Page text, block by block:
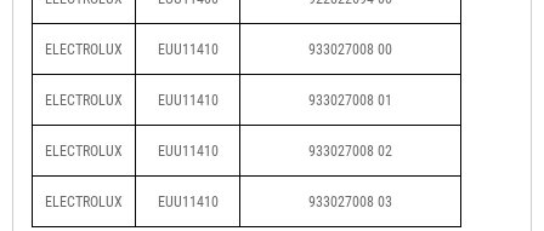
ELECTROLUX EUU11410 933027008 00
ELECTROLUX EUU11410 933027008 01
ELECTROLUX EUU11410 933027008 02
ELECTROLUX EUU11410 933027008 03